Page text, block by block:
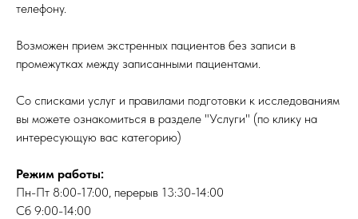
телефону.
Возможен прием экстренных пациентов без записи в
промежутках между записанными пациентами.
Со списками услуг и правилами подготовки к исследованиям
вы можете ознакомиться в разделе "Услуги" (по клику на
интересующую вас категорию)
Режим работы:
Пн-Пт 8:00-17:00, перерыв 13:30-14:00
Сб 9:00-14:00